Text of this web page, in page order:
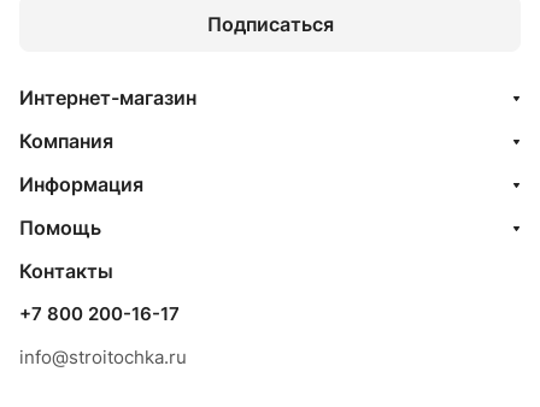
Подписаться
Интернет-магазин
Компания
Информация
Помощь
Контакты
+7 800 200-16-17
info@stroitochka.ru